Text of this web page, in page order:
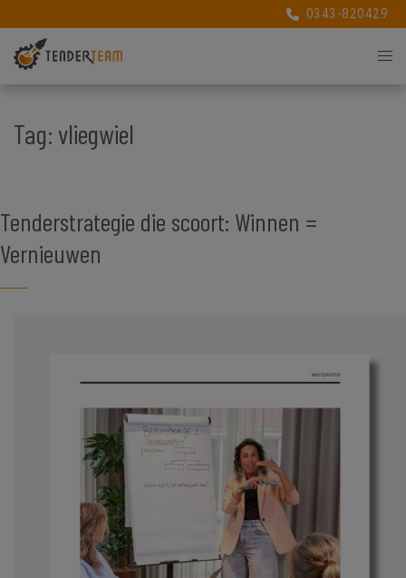
0343-820429
0343-820429
Tag: vliegwiel
Tenderstrategie die scoort: Winnen =
Vernieuwen